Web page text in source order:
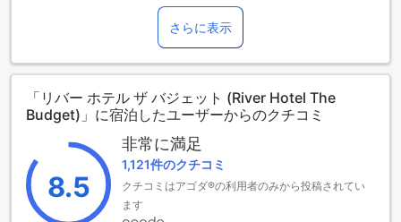
年に最後の改装が行われました。ホテルには104室の客室があ
り、チェックインは午後2時から可能です。チェックアウトは
午後12時までとなっており、ゆったりとした滞在をお楽しみ
いただけます。ホテルは市中心部からわずか1.0キロメートル
の距離に位置しており、空港までは約120分の所要時間です。
また、0歳から5歳までのお子様は無料で宿泊が可能です。
充実したエンターテイメント設備を備えたリバー ホテル
リバー ホテルは、ナコンパトムに位置するこの素晴らしいホ
テルでは、充実したエンターテイメント設備が提供されてい
ます。ホテル内には、ショップ、マッサージ施設、サウナ、
さらに表示
「リバー ホテル ザ バジェット (River Hotel The
Budget)」に宿泊したユーザーからのクチコミ
8.5
非常に満足
1,121件のクチコミ
クチコミはアゴダ®の利用者のみから投稿されてい
ます